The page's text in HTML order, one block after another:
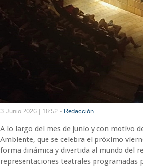
3 Junio 2026 | 18:52 - Redacción
A lo largo del mes de junio y con motivo
Ambiente, que se celebra el próximo
forma dinámica y divertida al mundo del
representaciones teatrales programadas